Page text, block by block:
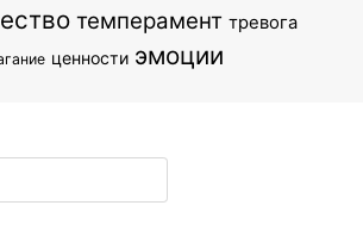
темперамент тревога
ценности эмоции